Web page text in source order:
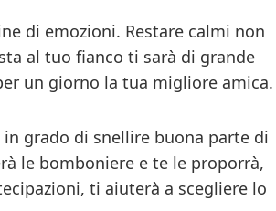
di emozioni. Restare calmi non
al tuo fianco ti sarà di grande
un giorno la tua migliore amica.
in grado di snellire buona parte di
le bomboniere e te le proporrà,
ti aiuterà a scegliere lo